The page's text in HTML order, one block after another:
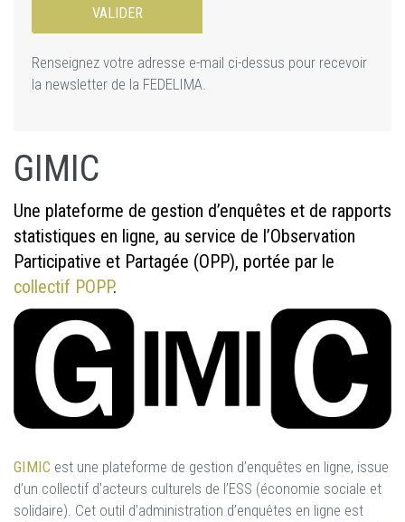
Renseignez votre adresse e-mail ci-dessus pour recevoir
la newsletter de la FEDELIMA.
GIMIC
Une plateforme de gestion d’enquêtes et de rapports
statistiques en ligne, au service de l’Observation
Participative et Partagée (OPP), portée par le
collectif POPP.
GIMIC est une plateforme de gestion d’enquêtes en ligne, issue
d’un collectif d’acteurs culturels de l’ESS (économie sociale et
solidaire). Cet outil d’administration d’enquêtes en ligne est